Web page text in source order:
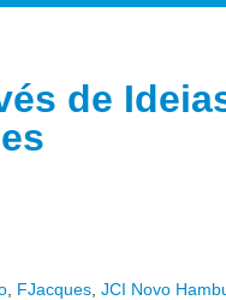
de
FJacques JCI Novo